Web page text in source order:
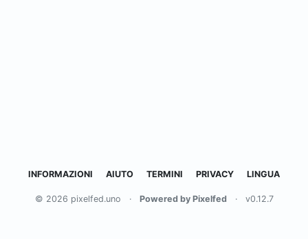
INFORMAZIONI AIUTO TERMINI PRIVACY LINGUA
© 2026 pixelfed.uno · Powered by Pixelfed · v0.12.7